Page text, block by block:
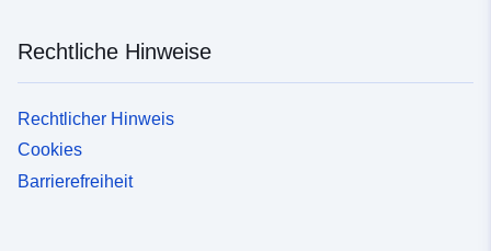
Rechtliche Hinweise
Rechtlicher Hinweis
Cookies
Barrierefreiheit